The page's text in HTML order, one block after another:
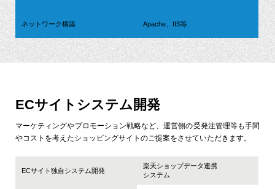
ネットワーク構築 Apache、IIS等
ECサイトシステム開発
マーケティングやプロモーション戦略など、運営側の受発注管理等も手間
やコストを考えたショッピングサイトのご提案をさせていただきます。
ECサイト独自システム開発
楽天ショップデータ連携
システム